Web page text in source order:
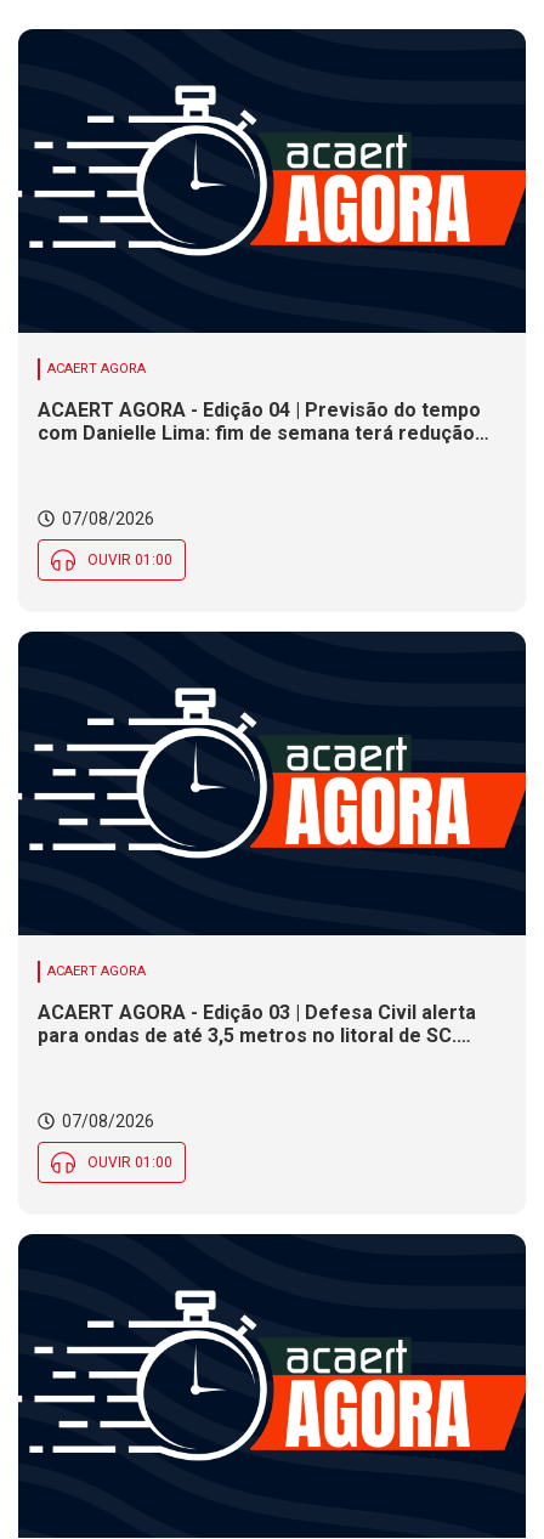
ACAERT AGORA
ACAERT AGORA - Edição 04 | Previsão do tempo
com Danielle Lima: fim de semana terá redução
07/08/2026
OUVIR 01:00
ACAERT AGORA
ACAERT AGORA - Edição 03 | Defesa Civil alerta
para ondas de até 3,5 metros no litoral de SC.
07/08/2026
OUVIR 01:00